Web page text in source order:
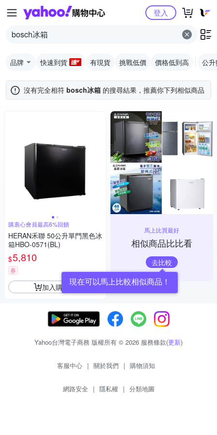
Yahoo購物中心登入
品牌 快速到貨 有現貨 挑戰低價 價格低到高 公
沒有完全相符 bosch冰箱 的搜尋結果，推薦你下列相似商品
購衷心會員最高6%回饋
HERAN禾聯 50公升單門黑色冰
箱HBO-0571(BL)
$5,810
券
加入購物車
馬上比買最好
相似商品比比看
去比較
現在可以馬上比較相似商品！
Yahoo台灣電子商務 版權所有 © 2026 服務條款(更新)
客服中心 | 關於我們 | 購物須知
網路安全 | 隱私權 | 分類地圖